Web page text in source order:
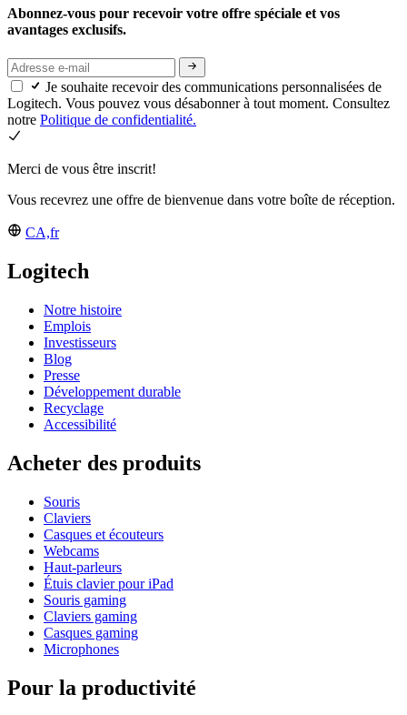
Abonnez-vous pour recevoir votre offre spéciale et vos
avantages exclusifs.
Je souhaite recevoir des communications personnalisées de
Logitech. Vous pouvez vous désabonner à tout moment. Consultez
notre Politique de confidentialité.
Merci de vous être inscrit!
Vous recevrez une offre de bienvenue dans votre boîte de réception.
CA,fr
Logitech
Notre histoire
Emplois
Investisseurs
Blog
Presse
Développement durable
Recyclage
Accessibilité
Acheter des produits
Souris
Claviers
Casques et écouteurs
Webcams
Haut-parleurs
Étuis clavier pour iPad
Souris gaming
Claviers gaming
Casques gaming
Microphones
Pour la productivité